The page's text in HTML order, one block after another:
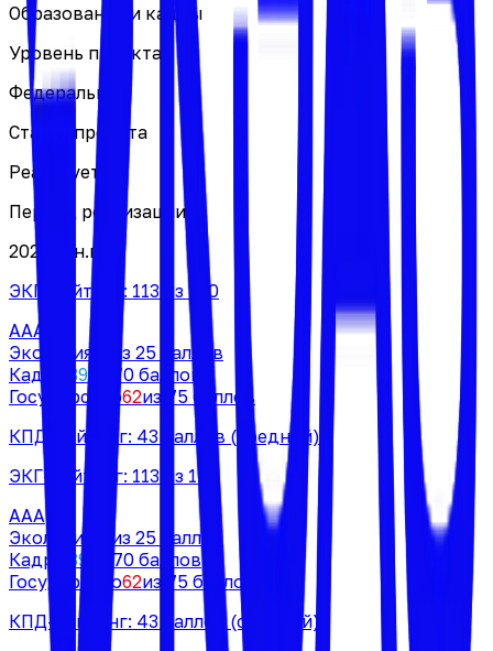
Образование и кадры
Уровень проекта
Федеральный
Статус проекта
Реализуется
Период реализации
2024 — н.в.
ЭКГ-рейтинг: 113 из 170
AAA
Экология
из 25 баллов
Кадры
39из 70 баллов
Государство62из 75 баллов
КПД-рейтинг: 43 баллов (средний)
ЭКГ-рейтинг: 113 из 170
AAA
Экология
из 25 баллов
Кадры
39
из 70 баллов
Государство62из 75 баллов
КПД-рейтинг: 43 баллов (средний)